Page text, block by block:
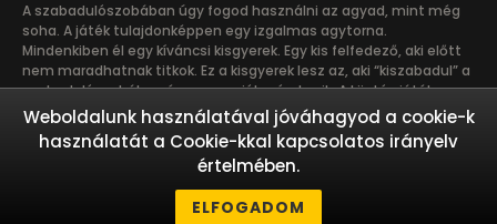
A szabadulószobában úgy fogod használni az agyad, mint még
soha. A játék tulajdonképpen egy izgalmas agytorna.
Mindenkiben él egy kíváncsi kisgyerek. Egy kis felfedező, aki előtt
nem maradhatnak titkok. Ez a kisgyerek lesz az, aki “kiszabadul” a
szabadulószobábanés nagyon jól szórakozik. A kijutós játék
csapatmunka. A közös kaland erősíti a bizalmat és a kötődést a
játékosok között, így összehozza a munkahelyi és baráti
társaságokat. A szabadulószoba olyan kalandot kínál, amibe nem
érdemes egyedül belevágni. Ez egy igazi csapatmunka és akkor
megy a legjobban, ha a csapattagok más-más erősségeiket
használják a közös siker eléréséhez.
Weboldalunk használatával jóváhagyod a cookie-k
használatát a Cookie-kkal kapcsolatos irányelv
értelmében.
ELFOGADOM